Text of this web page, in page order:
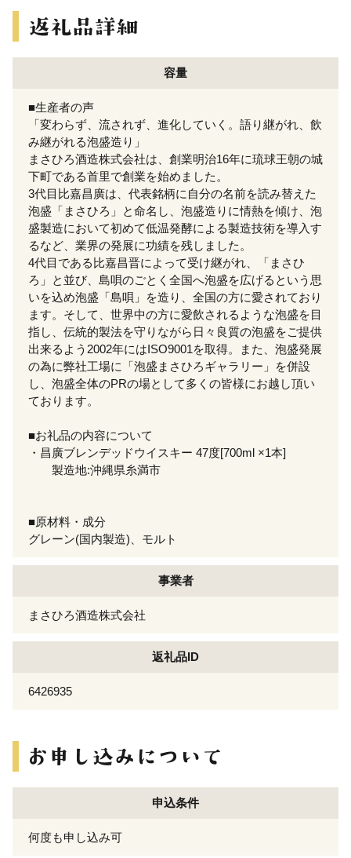
容量
■生産者の声
「変わらず、流されず、進化していく。語り継がれ、飲
み継がれる泡盛造り」
まさひろ酒造株式会社は、創業明治16年に琉球王朝の城
下町である首里で創業を始めました。
3代目比嘉昌廣は、代表銘柄に自分の名前を読み替えた
泡盛「まさひろ」と命名し、泡盛造りに情熱を傾け、泡
盛製造において初めて低温発酵による製造技術を導入す
るなど、業界の発展に功績を残しました。
4代目である比嘉昌晋によって受け継がれ、「まさひ
ろ」と並び、島唄のごとく全国へ泡盛を広げるという思
いを込め泡盛「島唄」を造り、全国の方に愛されており
ます。そして、世界中の方に愛飲されるような泡盛を目
指し、伝統的製法を守りながら日々良質の泡盛をご提供
出来るよう2002年にはISO9001を取得。また、泡盛発展
の為に弊社工場に「泡盛まさひろギャラリー」を併設
し、泡盛全体のPRの場として多くの皆様にお越し頂い
ております。
■お礼品の内容について
・昌廣ブレンデッドウイスキー 47度[700ml ×1本]
製造地:沖縄県糸満市
■原材料・成分
グレーン(国内製造)、モルト
事業者
まさひろ酒造株式会社
返礼品ID
6426935
申込条件
何度も申し込み可